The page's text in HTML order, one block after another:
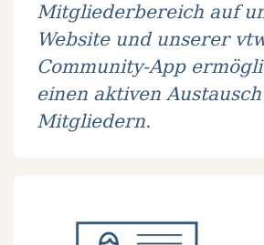
Mitgliederbereich auf
Website und unserer
Community-App
einen aktiven
Mitgliedern.